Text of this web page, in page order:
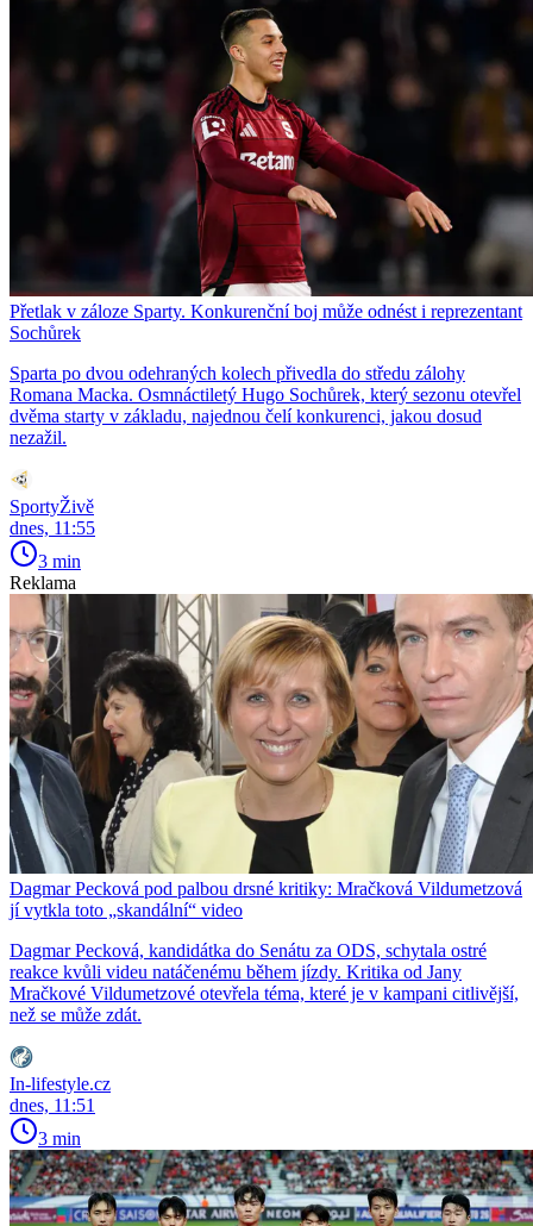
Přetlak v záloze Sparty. Konkurenční boj může odnést i reprezentant
Sochůrek
Sparta po dvou odehraných kolech přivedla do středu zálohy
Romana Macka. Osmnáctiletý Hugo Sochůrek, který sezonu otevřel
dvěma starty v základu, najednou čelí konkurenci, jakou dosud
nezažil.
SportyŽivě
dnes, 11:55
3 min
Reklama
Dagmar Pecková pod palbou drsné kritiky: Mračková Vildumetzová
jí vytkla toto „skandální“ video
Dagmar Pecková, kandidátka do Senátu za ODS, schytala ostré
reakce kvůli videu natáčenému během jízdy. Kritika od Jany
Mračkové Vildumetzové otevřela téma, které je v kampani citlivější,
než se může zdát.
In-lifestyle.cz
dnes, 11:51
3 min